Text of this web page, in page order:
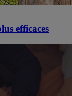
efficaces